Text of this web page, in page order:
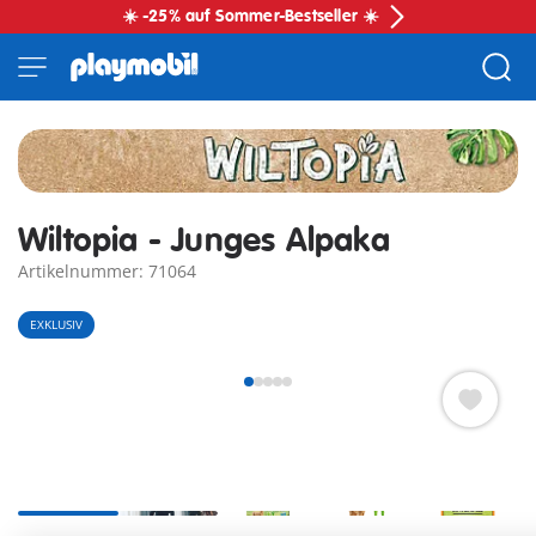
☀️ -25% auf Sommer-Bestseller ☀️
Wiltopia - Junges Alpaka
Artikelnummer: 71064
EXKLUSIV